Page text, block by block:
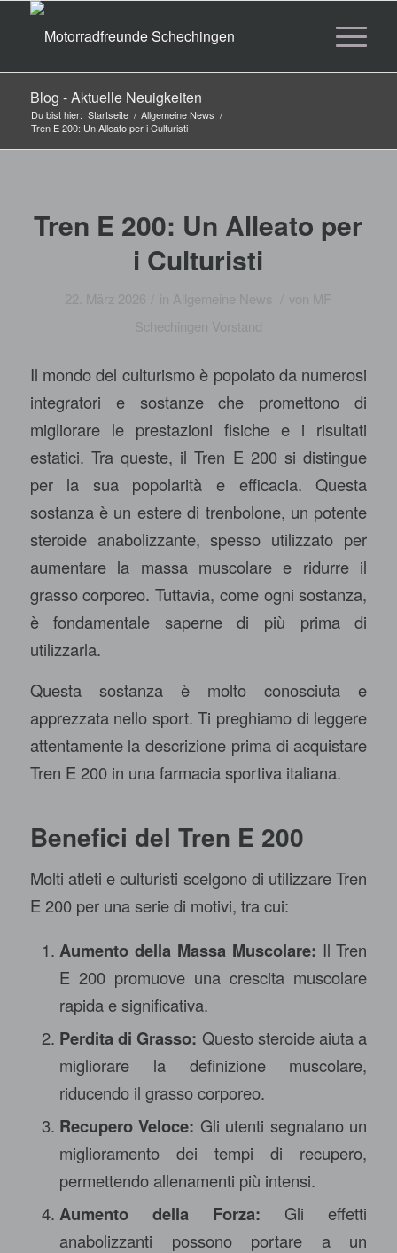
Blog - Aktuelle Neuigkeiten
Du bist hier: Startseite / Allgemeine News /
Tren E 200: Un Alleato per i Culturisti
Tren E 200: Un Alleato per
i Culturisti
in Allgemeine News von
Schechingen Vorstand
Il mondo del culturismo è popolato da numerosi
integratori e sostanze che promettono di
migliorare le prestazioni fisiche e i risultati
estatici. Tra queste, il Tren E 200 si distingue
per la sua popolarità e efficacia. Questa
sostanza è un estere di trenbolone, un potente
steroide anabolizzante, spesso utilizzato per
aumentare la massa muscolare e ridurre il
grasso corporeo. Tuttavia, come ogni sostanza,
è fondamentale saperne di più prima di
utilizzarla.
Questa sostanza è molto conosciuta e
apprezzata nello sport. Ti preghiamo di leggere
attentamente la descrizione prima di acquistare
Tren E 200in una farmacia sportiva italiana.
Benefici del Tren E 200
Molti atleti e culturisti scelgono di utilizzare Tren
E 200 per una serie di motivi, tra cui:
Aumento della Massa Muscolare: Il Tren
E 200 promuove una crescita muscolare
rapida e significativa.
Perdita di Grasso: Questo steroide aiuta a
migliorare la definizione muscolare,
riducendo il grasso corporeo.
Recupero Veloce: Gli utenti segnalano un
miglioramento dei tempi di recupero,
permettendo allenamenti più intensi.
Aumento della Forza: Gli effetti
anabolizzanti possono portare a un